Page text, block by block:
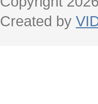
Created by